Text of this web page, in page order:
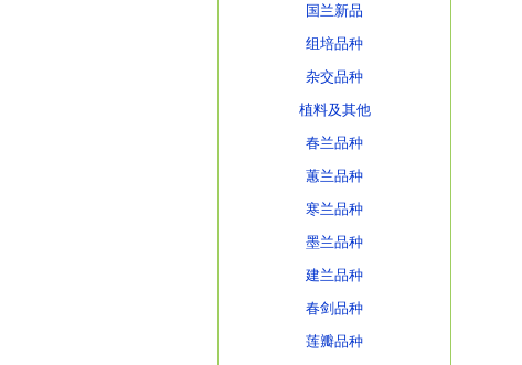
国兰新品
组培品种
杂交品种
植料及其他
春兰品种
蕙兰品种
寒兰品种
墨兰品种
建兰品种
春剑品种
莲瓣品种